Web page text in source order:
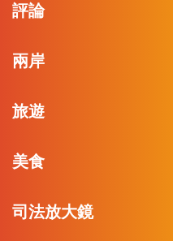
評論
兩岸
旅遊
美食
司法放大鏡